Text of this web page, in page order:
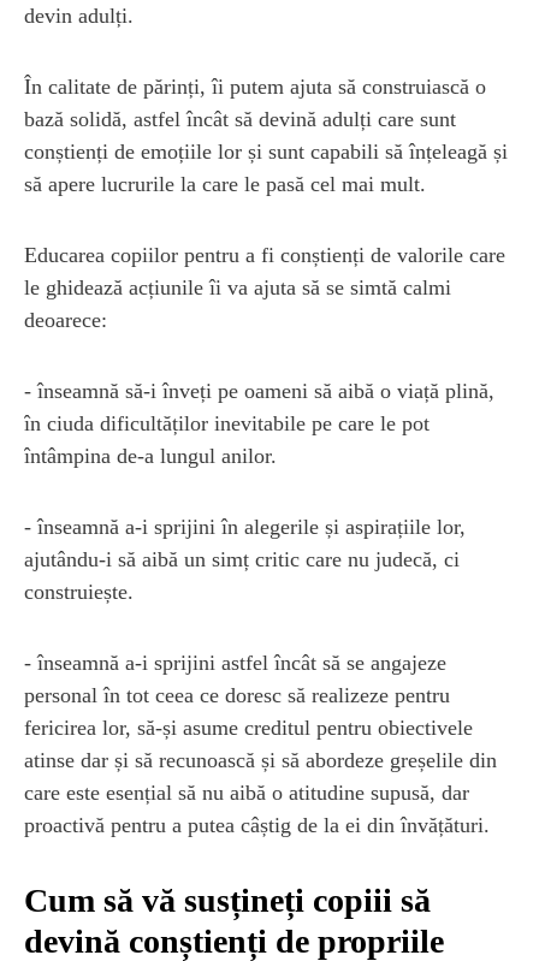
devin adulți.
În calitate de părinți, îi putem ajuta să construiască o
bază solidă, astfel încât să devină adulți care sunt
conștienți de emoțiile lor și sunt capabili să înțeleagă și
să apere lucrurile la care le pasă cel mai mult.
Educarea copiilor pentru a fi conștienți de valorile care
le ghidează acțiunile îi va ajuta să se simtă calmi
deoarece:
- înseamnă să-i înveți pe oameni să aibă o viață plină,
în ciuda dificultăților inevitabile pe care le pot
întâmpina de-a lungul anilor.
- înseamnă a-i sprijini în alegerile și aspirațiile lor,
ajutându-i să aibă un simț critic care nu judecă, ci
construiește.
- înseamnă a-i sprijini astfel încât să se angajeze
personal în tot ceea ce doresc să realizeze pentru
fericirea lor, să-și asume creditul pentru obiectivele
atinse dar și să recunoască și să abordeze greșelile din
care este esențial să nu aibă o atitudine supusă, dar
proactivă pentru a putea câștig de la ei din învățături.
Cum să vă susțineți copiii să
devină conștienți de propriile